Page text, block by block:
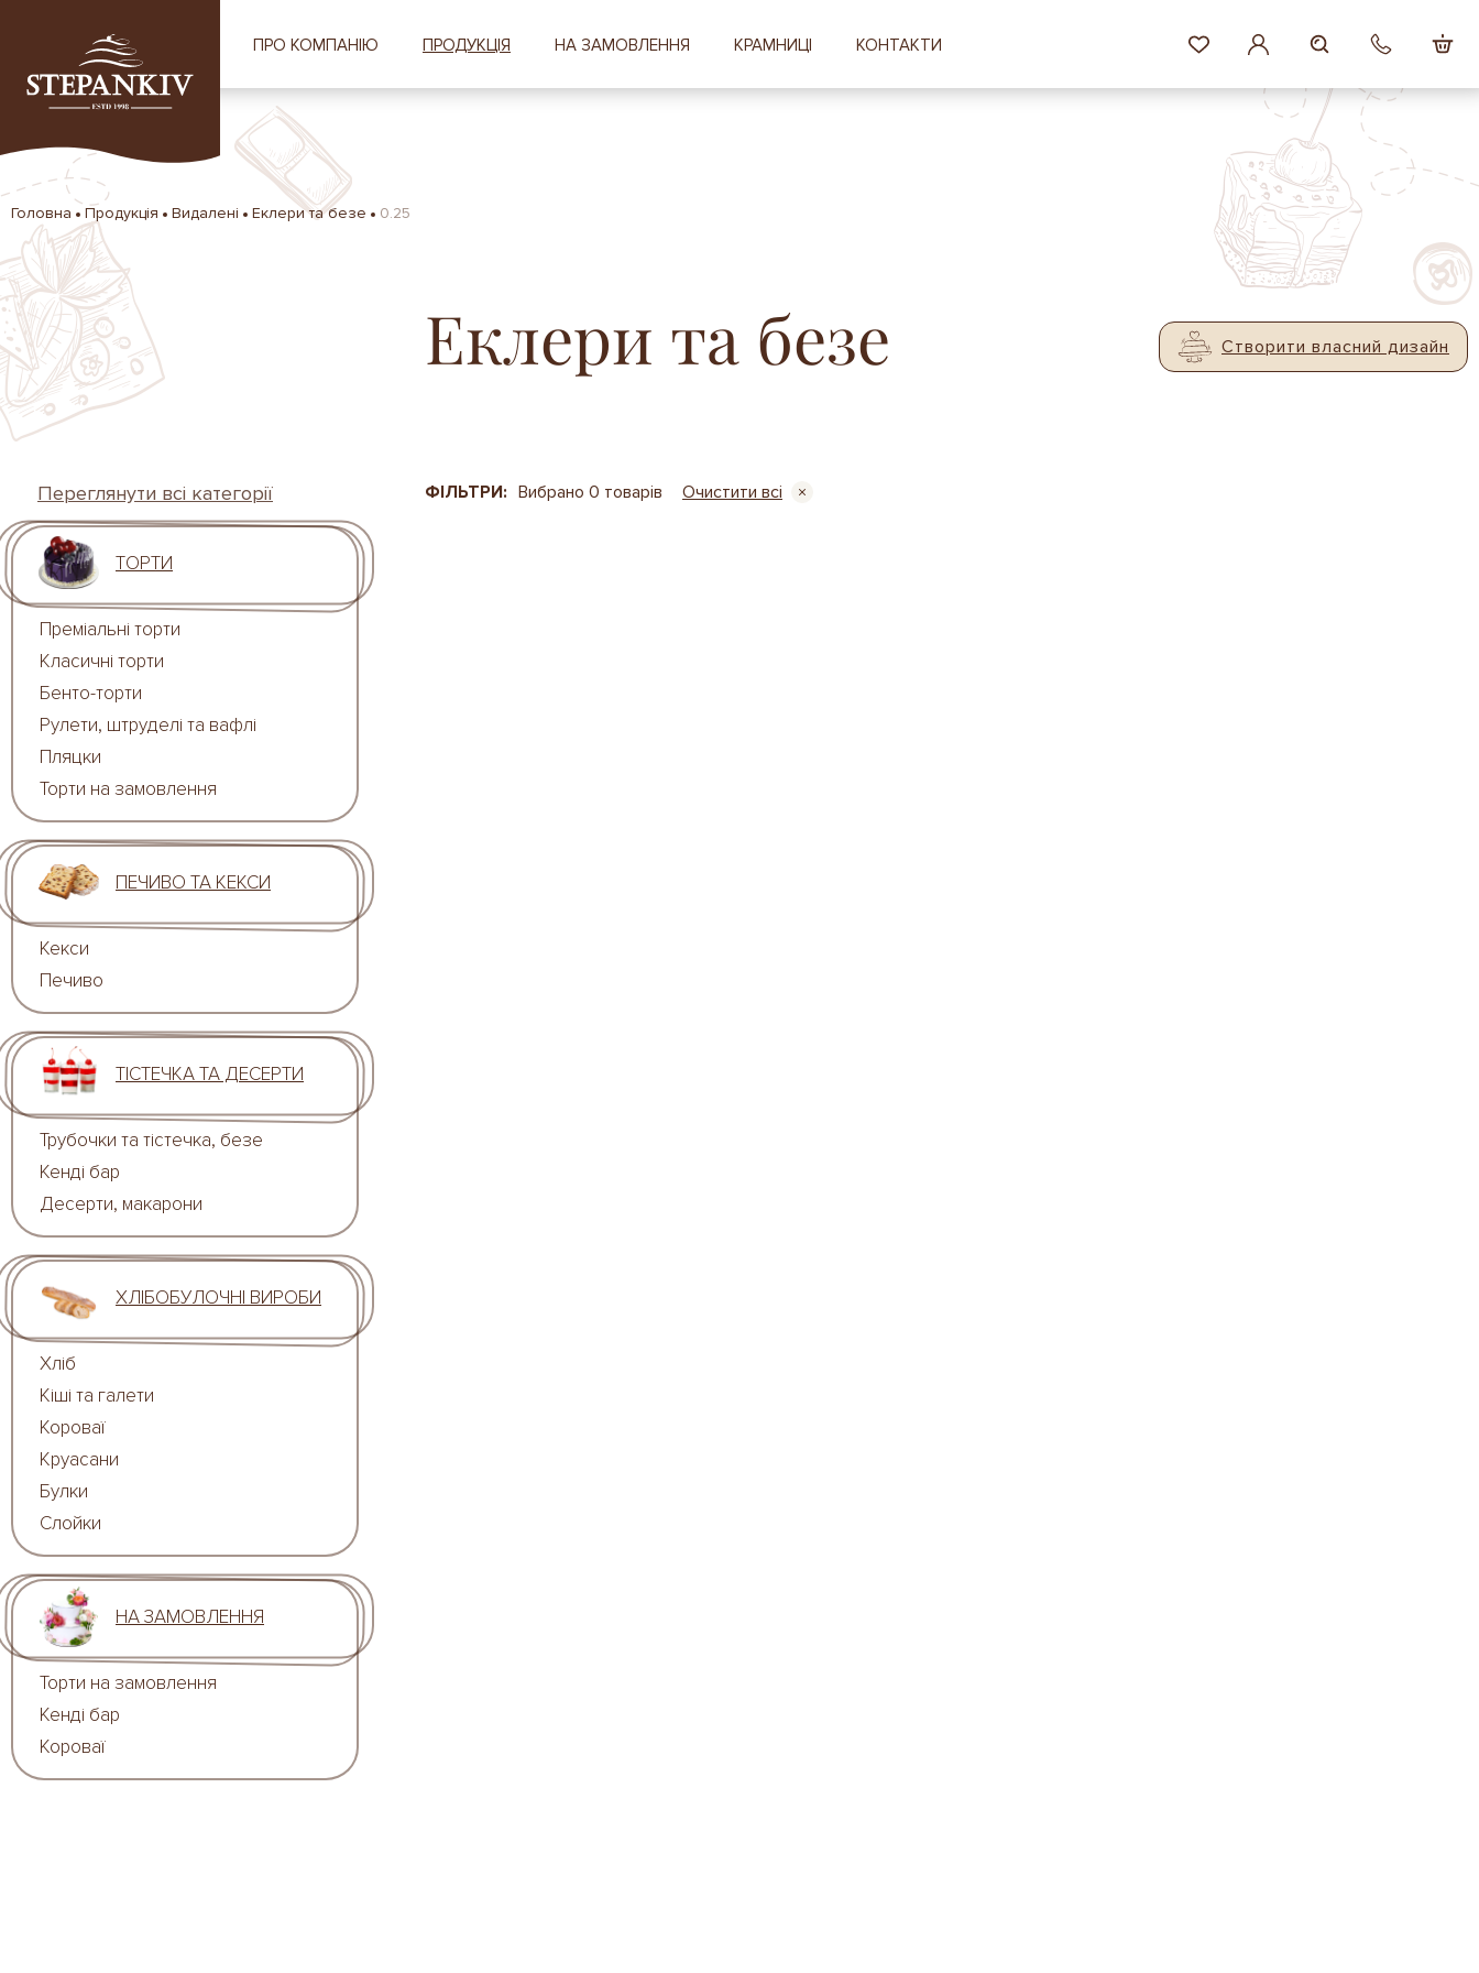
ПРО КОМПАНІЮ ПРОДУКЦІЯ НА ЗАМОВЛЕННЯ КРАМНИЦІ КОНТАКТИ
Головна Продукція Видалені Еклери та безе 0.25
Еклери та безе Створити власний дизайн
Переглянути всі категорії
ТОРТИ
Преміальні торти
Класичні торти
Бенто-торти
Рулети, штруделі та вафлі
Пляцки
Торти на замовлення
ПЕЧИВО ТА КЕКСИ
Кекси
Печиво
ТІСТЕЧКА ТА ДЕСЕРТИ
Трубочки та тістечка, безе
Кенді бар
Десерти, макарони
ХЛІБОБУЛОЧНІ ВИРОБИ
Хліб
Кіші та галети
Короваї
Круасани
Булки
Слойки
НА ЗАМОВЛЕННЯ
Торти на замовлення
Кенді бар
Короваї
ФІЛЬТРИ: Вибрано 0 товарів Очистити всі